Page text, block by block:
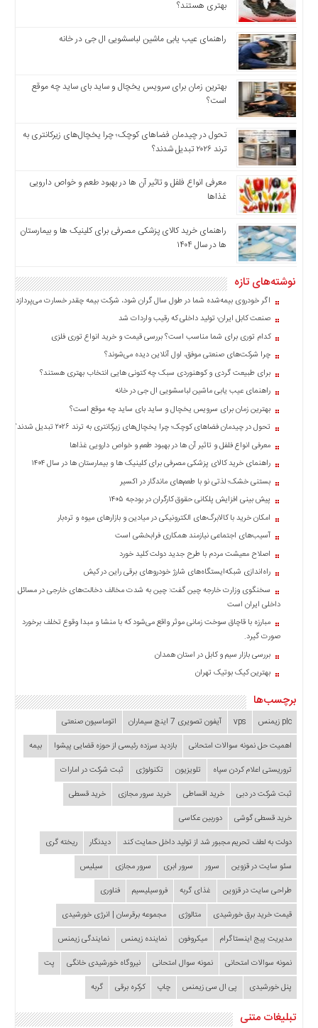
اخبار
فرهنگی
دسترسی
سریع
صفحه
اصلی
اقتصادی
اخبار
ایران
اخبار
المللی
اخبار
اقتصادی
اخبار
بهتری هستند؟
راهنمای عیب یابی ماشین لباسشویی ال جی در خانه
بهترین زمان برای سرویس یخچال و ساید بای ساید چه موقع
است؟
تحول در چیدمان فضاهای کوچک؛ چرا یخچال‌های زیرکانتری به
ترند ۲۰۲۶ تبدیل شدند؟
معرفی انواع فلفل و تاثیر آن ‌ها در بهبود طعم و خواص دارویی
غذاها
راهنمای خرید کالای پزشکی مصرفی برای کلینیک ها و بیمارستان
ها در سال ۱۴۰۴
نوشته‌های تازه
اگر خودروی بیمه‌شده شما در طول سال گران شود، شرکت بیمه چقدر خسارت می‌پردازد؟
صنعت کابل ایران؛ تولید داخلی که رقیب واردات شد
کدام توری برای شما مناسب است؟ بررسی قیمت و خرید انواع توری فلزی
چرا شرکت‌های صنعتی موفق، اول آنلاین دیده می‌شوند؟
برای طبیعت گردی و کوهنوردی سبک چه کتونی هایی انتخاب بهتری هستند؟
راهنمای عیب یابی ماشین لباسشویی ال جی در خانه
بهترین زمان برای سرویس یخچال و ساید بای ساید چه موقع است؟
تحول در چیدمان فضاهای کوچک؛ چرا یخچال‌های زیرکانتری به ترند ۲۰۲۶ تبدیل شدند؟
معرفی انواع فلفل و تاثیر آن ‌ها در بهبود طعم و خواص دارویی غذاها
راهنمای خرید کالای پزشکی مصرفی برای کلینیک ها و بیمارستان ها در سال ۱۴۰۴
بستنی خشک؛ لذتی نو با طعم‌های ماندگار در اکسیر
پیش بینی افزایش پلکانی حقوق کارگران در بودجه ۱۴۰۵
امکان خرید با کالابرگ‌های الکترونیکی در میادین و بازارهای میوه و تره‌بار
آسیب‌های اجتماعی نیازمند همکاری فرابخشی است
اصلاح معیشت مردم با طرح جدید دولت کلید خورد
راه‌اندازی شبکه‌ایستگاه‌های شارژ خودروهای برقی راین در کیش
سخنگوی وزارت خارجه چین گفت: چین به شدت مخالف دخالت‌های خارجی در مسائل
داخلی ایران است
مبارزه با قاچاق سوخت زمانی موثر واقع می‌شود که با منشا و مبدا وقوع تخلف برخورد
صورت گیرد.
بررسی بازار سیم و کابل در استان همدان
بهترین کیک بوتیک تهران
برچسب‌ها
plc زیمنس vps آیفون تصویری 7 اینچ سیماران
اتوماسیون صنعتی
اهمیت حل نمونه سوالات امتحانی
بازدید سرزده‌ رئیسی از حوزه قضایی ‌پیشوا
بیمه
تروریستی اعلام کردن سپاه
تلویزیون تکنولوژی
ثبت شرکت در امارات
ثبت شرکت در دبی
خرید اقساطی خرید سرور مجازی
خرید قسطی
خرید قسطی گوشی
دوربین عکاسی
دولت به لطف تحریم مجبور شد از تولید داخل حمایت کند
دیدنگار
ریخته گری
سئو سایت در قزوین
سرور سرور ابری سرور مجازی
سیلیس
طراحی سایت در قزوین
غذای گربه فروسیلیسیم
فناوری
قیمت خرید برق خورشیدی
متالوژی
مجموعه برقرسان | انرژی خورشیدی
مدیریت پیج اینستاگرام
میکروفون نماینده زیمنس
نمایندگی زیمنس
نمونه سوالات امتحانی
نمونه سوال امتحانی نیروگاه خورشیدی خانگی
پت
پنل خورشیدی
پی ال سی زیمنس چاپ کرکره برقی گربه
تبلیغات متنی